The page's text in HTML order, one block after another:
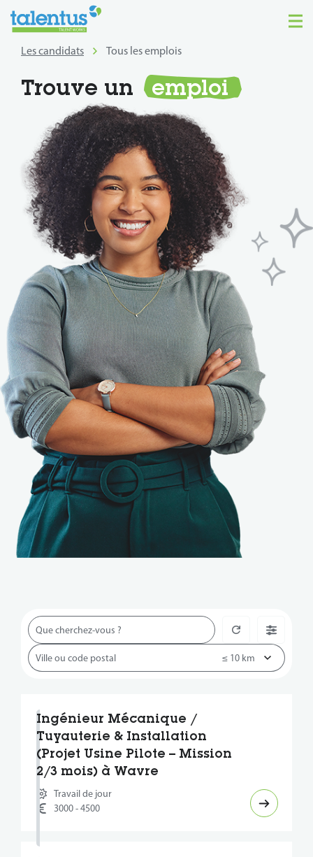
Les candidats Tous les emplois
Trouve un emploi
Ingénieur Mécanique /
Tuyauterie & Installation
(Projet Usine Pilote – Mission
2/3 mois) à Wavre
Travail de jour
3000 - 4500